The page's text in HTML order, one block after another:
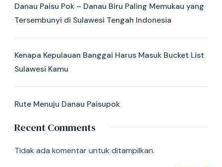
Danau Paisu Pok – Danau Biru Paling Memukau yang
Tersembunyi di Sulawesi Tengah Indonesia
Kenapa Kepulauan Banggai Harus Masuk Bucket List
Sulawesi Kamu
Rute Menuju Danau Paisupok
Recent Comments
Tidak ada komentar untuk ditampilkan.